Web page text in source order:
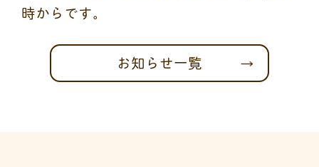
時からです。
お知らせ一覧